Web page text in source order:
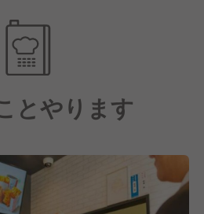
ばにいます。
とやります